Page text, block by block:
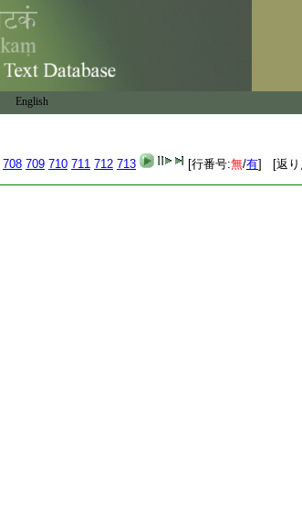
English
708 709 710 711 712 713 [行番号:無/有] [返り